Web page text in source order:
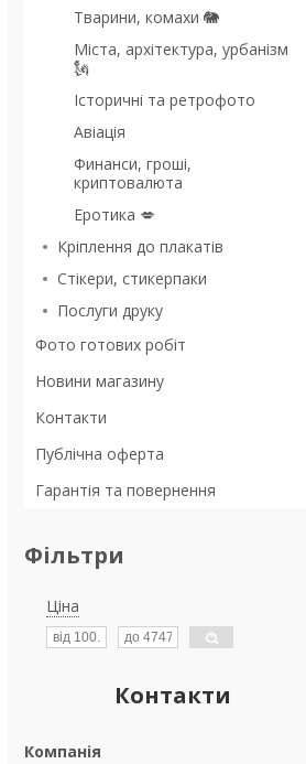
Тварини, комахи 🐘
Міста, архітектура, урбанізм
🗽
Історичні та ретрофото
Авіація
Финанси, гроші,
криптовалюта
Еротика 💋
Кріплення до плакатів
Стікери, стикерпаки
Послуги друку
Фото готових робіт
Новини магазину
Контакти
Публічна оферта
Гарантія та повернення
Фільтри
Ціна
Контакти